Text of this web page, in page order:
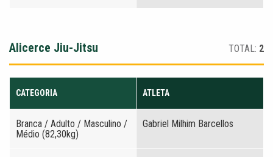
Alicerce Jiu-Jitsu TOTAL: 2
CATEGORIA ATLETA
Branca / Adulto / Masculino /
Médio (82,30kg)
Gabriel Milhim Barcellos